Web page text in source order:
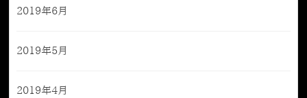
2019年6月
2019年5月
2019年4月